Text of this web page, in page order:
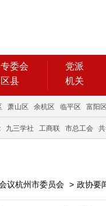
专委会
区县
党派
机关
萧山区 余杭区 临平区 富阳
九三学社 工商联 市总工会
议杭州市委员会 > 政协要